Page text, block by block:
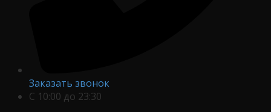
Заказать звонок
С 10:00 до 23:30